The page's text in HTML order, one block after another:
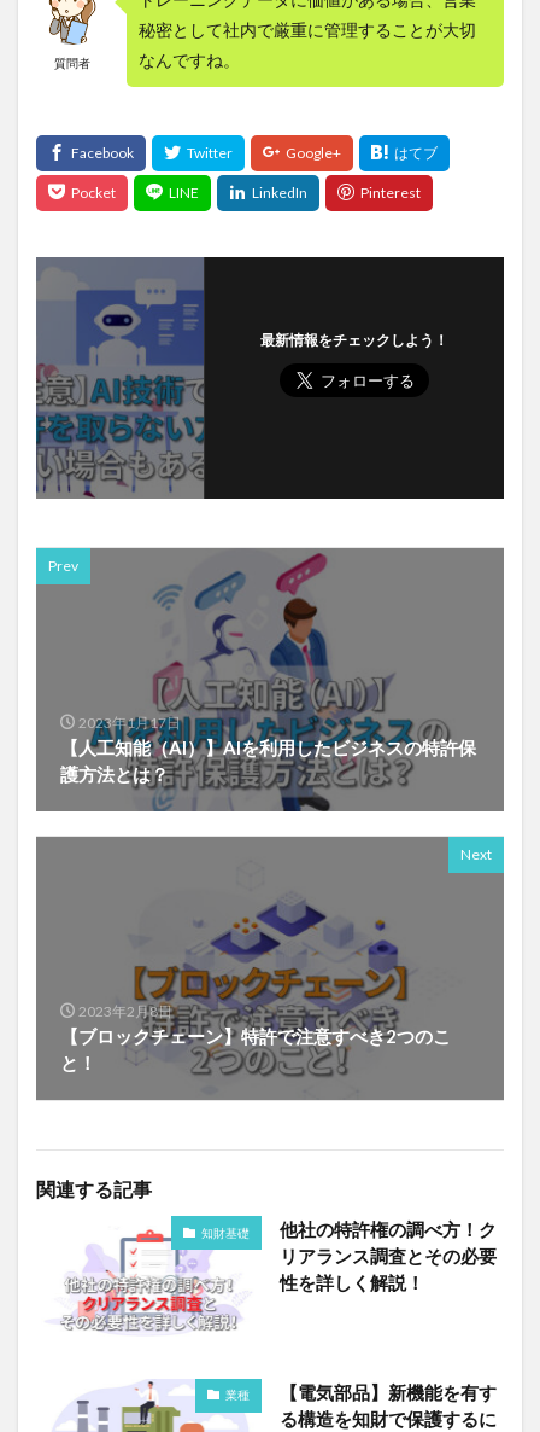
質問者
秘密として社内で厳重に管理することが大切
なんですね。
最新情報をチェックしよう！
Prev
2023年1月17日
【人工知能（AI）】AIを利用したビジネスの特許保
護方法とは？
Next
2023年2月8日
【ブロックチェーン】特許で注意すべき2つのこ
と！
関連する記事
知財基礎
他社の特許権の調べ方！ク
リアランス調査とその必要
性を詳しく解説！
業種
【電気部品】新機能を有す
る構造を知財で保護するに